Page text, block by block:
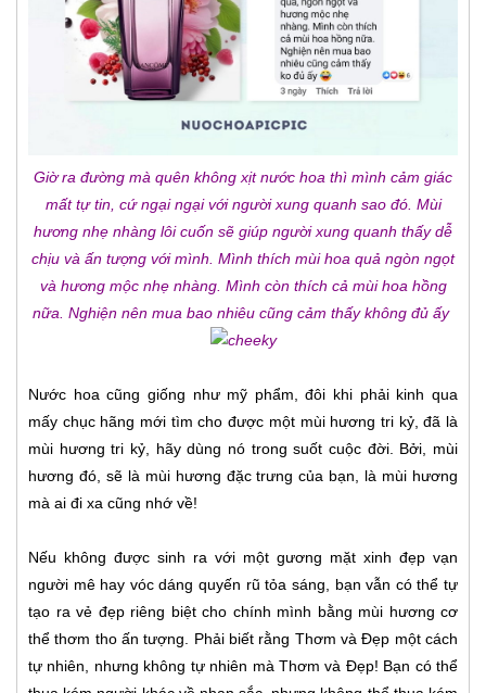
Giờ ra đường mà quên không xịt nước hoa thì mình cảm giác
mất tự tin, cứ ngại ngại với người xung quanh sao đó. Mùi
hương nhẹ nhàng lôi cuốn sẽ giúp người xung quanh thấy dễ
chịu và ấn tượng với mình. Mình thích mùi hoa quả ngòn ngọt
và hương mộc nhẹ nhàng. Mình còn thích cả mùi hoa hồng
nữa. Nghiện nên mua bao nhiêu cũng cảm thấy không đủ ấy
Nước hoa cũng giống như mỹ phẩm, đôi khi phải kinh qua
mấy chục hãng mới tìm cho được một mùi hương tri kỷ, đã là
mùi hương tri kỷ, hãy dùng nó trong suốt cuộc đời. Bởi, mùi
hương đó, sẽ là mùi hương đặc trưng của bạn, là mùi hương
mà ai đi xa cũng nhớ về!
Nếu không được sinh ra với một gương mặt xinh đẹp vạn
người mê hay vóc dáng quyến rũ tỏa sáng, bạn vẫn có thể tự
tạo ra vẻ đẹp riêng biệt cho chính mình bằng mùi hương cơ
thể thơm tho ấn tượng. Phải biết rằng Thơm và Đẹp một cách
tự nhiên, nhưng không tự nhiên mà Thơm và Đẹp! Bạn có thể